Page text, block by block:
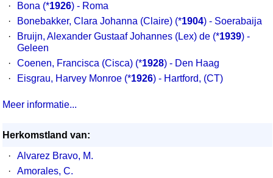
·
Bona (*1926) - Roma
·
Bonebakker, Clara Johanna (Claire) (*1904) - Soerabaija
·
Bruijn, Alexander Gustaaf Johannes (Lex) de (*1939) -
Geleen
·
Coenen, Francisca (Cisca) (*1928) - Den Haag
·
Eisgrau, Harvey Monroe (*1926) - Hartford, (CT)
Meer informatie...
Herkomstland van:
·
Alvarez Bravo, M.
·
Amorales, C.